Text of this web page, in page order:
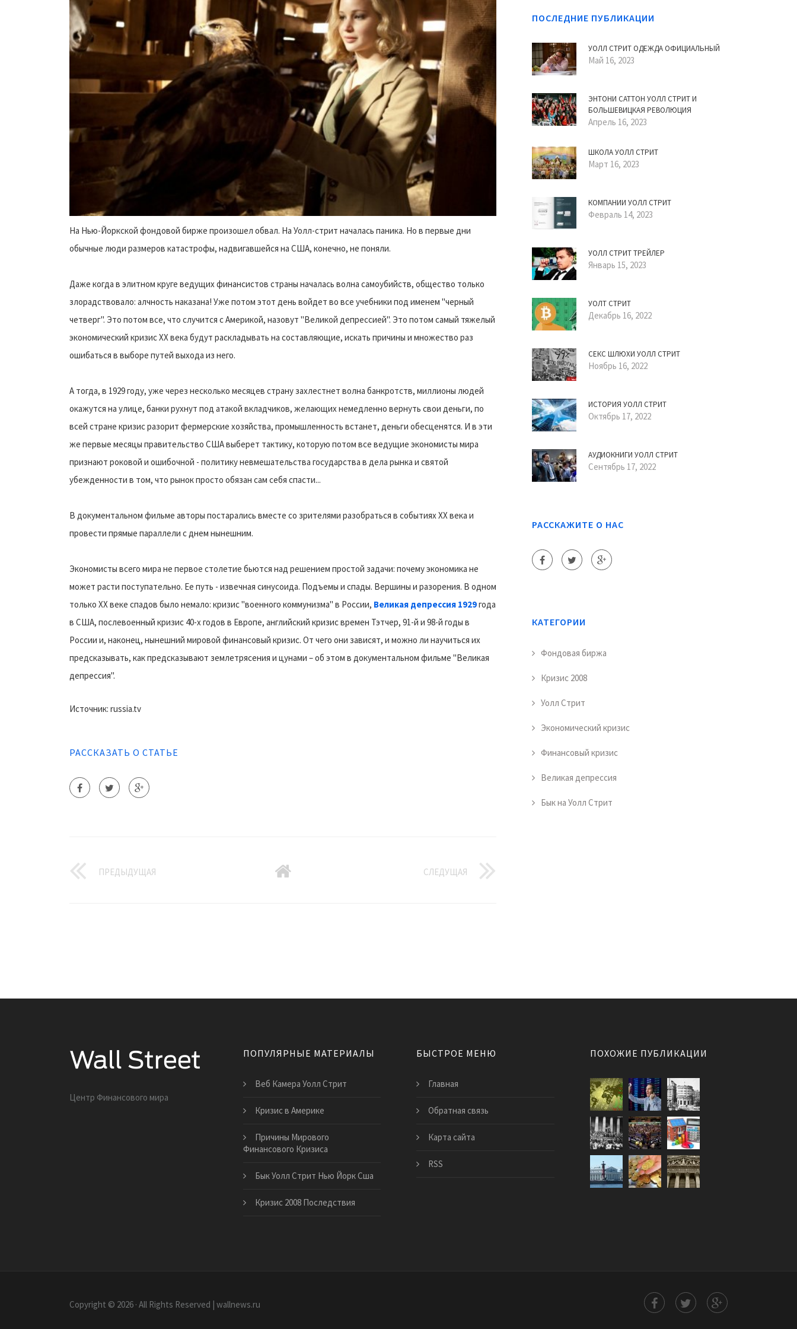
На Нью-Йоркской фондовой бирже произошел обвал. На Уолл-стрит началась паника. Но в первые дни
обычные люди размеров катастрофы, надвигавшейся на США, конечно, не поняли.
Даже когда в элитном круге ведущих финансистов страны началась волна самоубийств, общество только
злорадствовало: алчность наказана! Уже потом этот день войдет во все учебники под именем "черный
четверг". Это потом все, что случится с Америкой, назовут "Великой депрессией". Это потом самый тяжелый
экономический кризис ХХ века будут раскладывать на составляющие, искать причины и множество раз
ошибаться в выборе путей выхода из него.
А тогда, в 1929 году, уже через несколько месяцев страну захлестнет волна банкротств, миллионы людей
окажутся на улице, банки рухнут под атакой вкладчиков, желающих немедленно вернуть свои деньги, по
всей стране кризис разорит фермерские хозяйства, промышленность встанет, деньги обесценятся. И в эти
же первые месяцы правительство США выберет тактику, которую потом все ведущие экономисты мира
признают роковой и ошибочной - политику невмешательства государства в дела рынка и святой
убежденности в том, что рынок просто обязан сам себя спасти...
В документальном фильме авторы постарались вместе со зрителями разобраться в событиях ХХ века и
провести прямые параллели с днем нынешним.
Экономисты всего мира не первое столетие бьются над решением простой задачи: почему экономика не
может расти поступательно. Ее путь - извечная синусоида. Подъемы и спады. Вершины и разорения. В одном
только ХХ веке спадов было немало: кризис "военного коммунизма" в России, Великая депрессия 1929года
в США, послевоенный кризис 40-х годов в Европе, английский кризис времен Тэтчер, 91-й и 98-й годы в
России и, наконец, нынешний мировой финансовый кризис. От чего они зависят, и можно ли научиться их
предсказывать, как предсказывают землетрясения и цунами – об этом в документальном фильме "Великая
депрессия".
Источник: russia.tv
РАССКАЗАТЬ О СТАТЬЕ
ПРЕДЫДУЩАЯ СЛЕДУЩАЯ
ПОСЛЕДНИЕ ПУБЛИКАЦИИ
УОЛЛ СТРИТ ОДЕЖДА ОФИЦИАЛЬНЫЙ
Май 16, 2023
ЭНТОНИ САТТОН УОЛЛ СТРИТ И
БОЛЬШЕВИЦКАЯ РЕВОЛЮЦИЯ
Апрель 16, 2023
ШКОЛА УОЛЛ СТРИТ
Март 16, 2023
КОМПАНИИ УОЛЛ СТРИТ
Февраль 14, 2023
УОЛЛ СТРИТ ТРЕЙЛЕР
Январь 15, 2023
УОЛТ СТРИТ
Декабрь 16, 2022
СЕКС ШЛЮХИ УОЛЛ СТРИТ
Ноябрь 16, 2022
ИСТОРИЯ УОЛЛ СТРИТ
Октябрь 17, 2022
АУДИОКНИГИ УОЛЛ СТРИТ
Сентябрь 17, 2022
РАССКАЖИТЕ О НАС
КАТЕГОРИИ
Фондовая биржа
Кризис 2008
Уолл Стрит
Экономический кризис
Финансовый кризис
Великая депрессия
Бык на Уолл Стрит
Центр Финансового мира
ПОПУЛЯРНЫЕ МАТЕРИАЛЫ
Веб Камера Уолл Стрит
Кризис в Америке
Причины Мирового
Финансового Кризиса
Бык Уолл Стрит Нью Йорк Сша
Кризис 2008 Последствия
БЫСТРОЕ МЕНЮ
Главная
Обратная связь
Карта сайта
RSS
ПОХОЖИЕ ПУБЛИКАЦИИ
Copyright © 2026 · All Rights Reserved | wallnews.ru